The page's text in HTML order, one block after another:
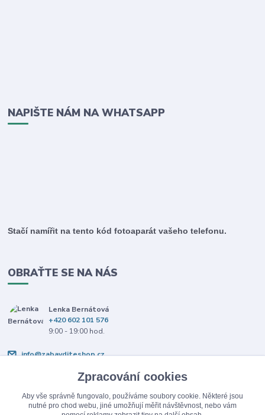
NAPIŠTE NÁM NA WHATSAPP
Stačí namířit na tento kód fotoaparát vašeho telefonu.
OBRAŤTE SE NA NÁS
Lenka Bernátová
+420 602 101 576
9:00 - 19:00 hod.
info@zabavditeshop.cz
Zpracování cookies
Aby vše správně fungovalo, používáme soubory cookie. Některé jsou
nutné pro chod webu, jiné umožňují měřit návštěvnost, nebo vám